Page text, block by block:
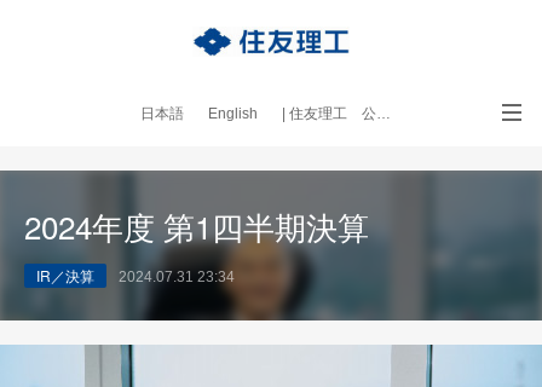
日本語 English | 住友理工 公式サイト
2024年度 第1四半期決算
IR／決算 2024.07.31 23:34